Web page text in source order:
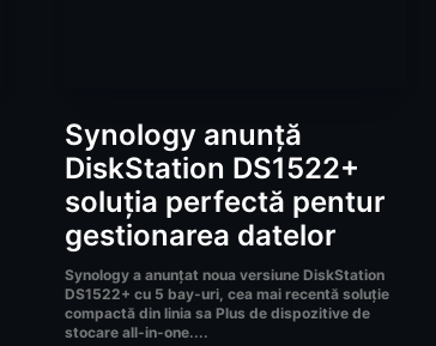
Synology anunță
DiskStation DS1522+
soluția perfectă pentur
gestionarea datelor
Synology a anunțat noua versiune DiskStation
DS1522+ cu 5 bay-uri, cea mai recentă soluție
compactă din linia sa Plus de dispozitive de
stocare all-in-one....